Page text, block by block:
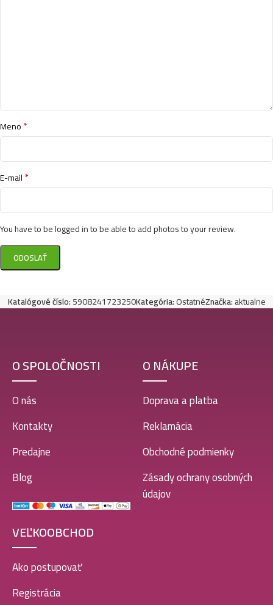
Meno*
E-mail*
You have to be logged in to be able to add photos to your review.
Katalógové číslo:5908241723250Kategória:OstatnéZnačka:aktualne
O SPOLOČNOSTI
O nás
Kontakty
Predajne
Blog
O NÁKUPE
Doprava a platba
Reklamácia
Obchodné podmienky
Zásady ochrany osobných
údajov
VEĽKOOBCHOD
Ako postupovať
Registrácia